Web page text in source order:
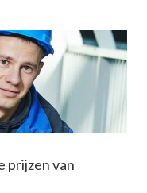
prijzen van